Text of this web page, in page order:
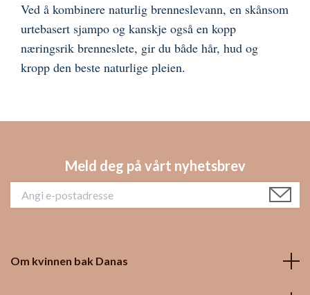
Ved å kombinere naturlig brenneslevann, en skånsom
urtebasert sjampo og kanskje også en kopp
næringsrik brenneslete, gir du både hår, hud og
kropp den beste naturlige pleien.
Meld deg på vårt nyhetsbrev
Om kvinnen bak Danas